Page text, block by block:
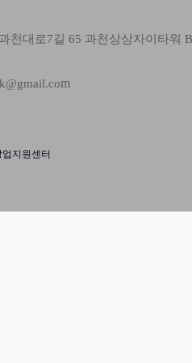
천대로7길 65 과천상상자이타워
m
지원센터